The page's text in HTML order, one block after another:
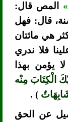
المص قال:
قال: فهل
هي مائتان
فلا ندري
يؤمن بهذا
الْكِتَابَ مِنْه
) .
عن الحق